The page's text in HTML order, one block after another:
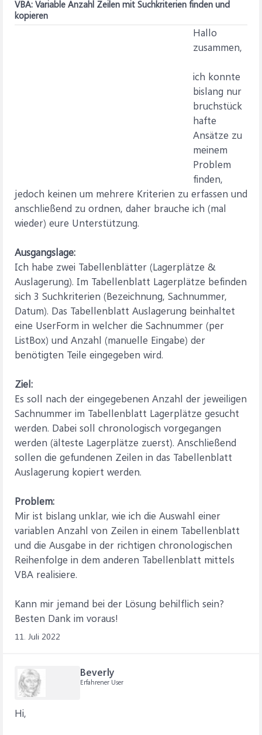
VBA: Variable Anzahl Zeilen mit Suchkriterien finden und
kopieren
Hallo
zusammen,
ich konnte
bislang nur
bruchstück
hafte
Ansätze zu
meinem
Problem
finden,
jedoch keinen um mehrere Kriterien zu erfassen und
anschließend zu ordnen, daher brauche ich (mal
wieder) eure Unterstützung.
Ausgangslage:
Ich habe zwei Tabellenblätter (Lagerplätze &
Auslagerung). Im Tabellenblatt Lagerplätze befinden
sich 3 Suchkriterien (Bezeichnung, Sachnummer,
Datum). Das Tabellenblatt Auslagerung beinhaltet
eine UserForm in welcher die Sachnummer (per
ListBox) und Anzahl (manuelle Eingabe) der
benötigten Teile eingegeben wird.
Ziel:
Es soll nach der eingegebenen Anzahl der jeweiligen
Sachnummer im Tabellenblatt Lagerplätze gesucht
werden. Dabei soll chronologisch vorgegangen
werden (älteste Lagerplätze zuerst). Anschließend
sollen die gefundenen Zeilen in das Tabellenblatt
Auslagerung kopiert werden.
Problem:
Mir ist bislang unklar, wie ich die Auswahl einer
variablen Anzahl von Zeilen in einem Tabellenblatt
und die Ausgabe in der richtigen chronologischen
Reihenfolge in dem anderen Tabellenblatt mittels
VBA realisiere.
Kann mir jemand bei der Lösung behilflich sein?
Besten Dank im voraus!
11. Juli 2022
Beverly
Erfahrener User
Hi,